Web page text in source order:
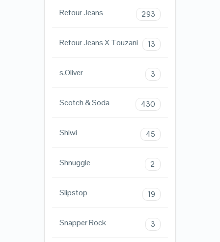
Retour Jeans 293
Retour Jeans X Touzani 13
s.Oliver 3
Scotch & Soda 430
Shiwi 45
Shnuggle 2
Slipstop 19
Snapper Rock 3